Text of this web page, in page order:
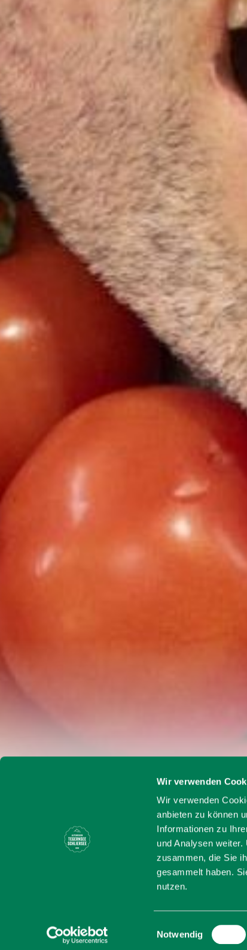
Wir verwenden
Wir verwenden
anbieten zu können
Informationen zu
und Analysen
zusammen, die Sie
gesammelt haben.
nutzen.
Einwilligungsauswahl
Notwendig
Startseite Christian
Die Sonne macht